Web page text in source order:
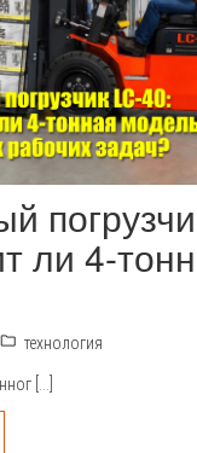
ли 4-
технология
[…]